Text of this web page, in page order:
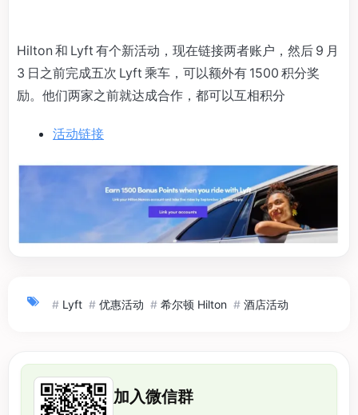
Hilton 和 Lyft 有个新活动，现在链接两者账户，然后 9 月
3 日之前完成五次 Lyft 乘车，可以额外有 1500 积分奖
励。他们两家之前就达成合作，都可以互相积分
活动链接
# Lyft # 优惠活动 # 希尔顿 Hilton # 酒店活动
加入微信群